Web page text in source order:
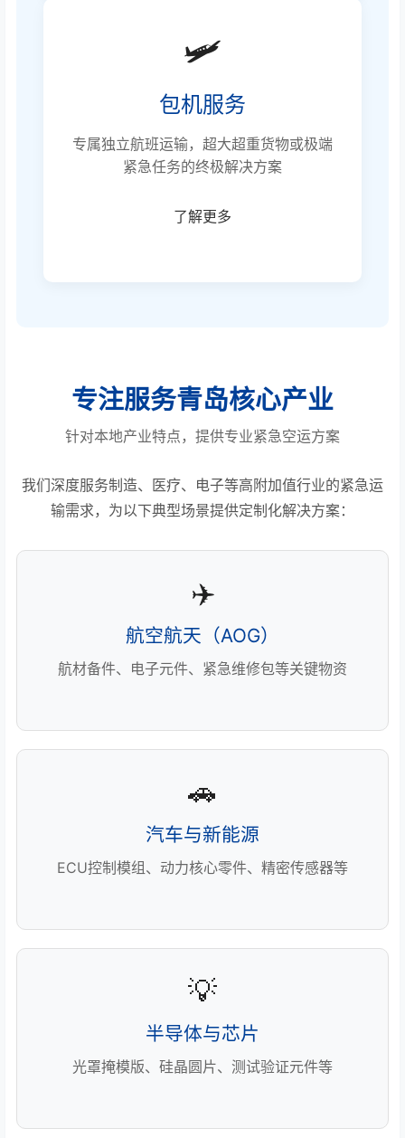
🛩️
包机服务
专属独立航班运输，超大超重货物或极端
紧急任务的终极解决方案
了解更多
专注服务青岛核心产业
针对本地产业特点，提供专业紧急空运方案
我们深度服务制造、医疗、电子等高附加值行业的紧急运
输需求，为以下典型场景提供定制化解决方案：
✈️
航空航天（AOG）
航材备件、电子元件、紧急维修包等关键物资
🚗
汽车与新能源
ECU控制模组、动力核心零件、精密传感器等
💡
半导体与芯片
光罩掩模版、硅晶圆片、测试验证元件等